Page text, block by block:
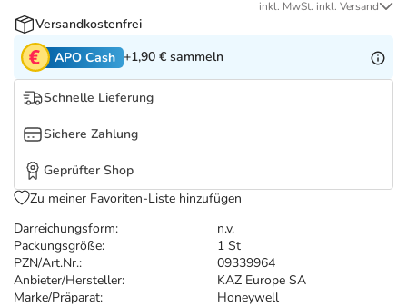
Tierapotheke
Vitamine & Mineralstoffe
Marken
Salus Deals
Darreichungsform:
n.v.
Packungsgröße:
1 St
PZN/Art.Nr.:
09339964
Anbieter/Hersteller:
KAZ Europe SA
Marke/Präparat:
Honeywell
inkl. MwSt. inkl. Versand
Versandkostenfrei
APO Cash +1,90 € sammeln
Schnelle Lieferung
Sichere Zahlung
Geprüfter Shop
Zu meiner Favoriten-Liste hinzufügen